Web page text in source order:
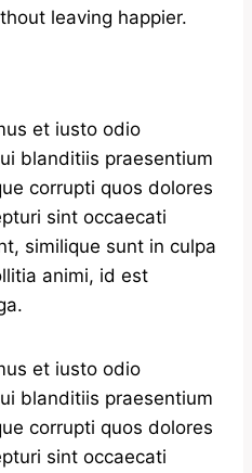
leaving happier.
et iusto odio
blanditiis praesentium
corrupti quos dolores
sint occaecati
similique sunt in culpa
animi, id est
et iusto odio
blanditiis praesentium
corrupti quos dolores
sint occaecati